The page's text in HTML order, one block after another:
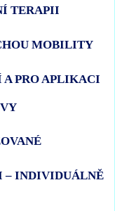
TERAPII
MOBILITY
A PRO APLIKACI
– INDIVIDUÁLNĚ